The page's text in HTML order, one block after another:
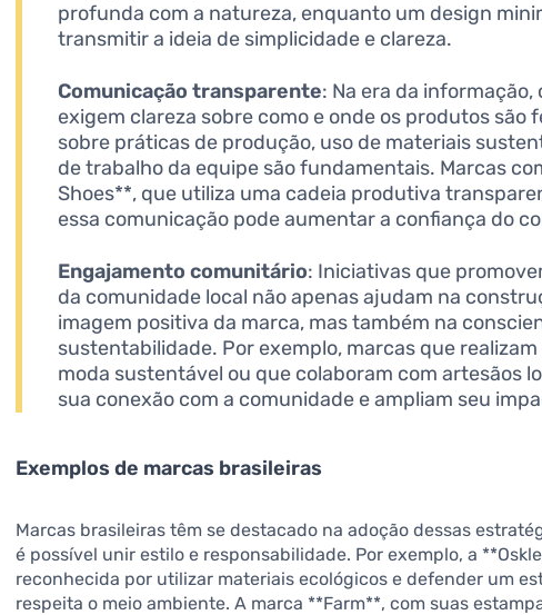
profunda com a natureza, enquanto um design
transmitir a ideia de simplicidade e clareza.
Comunicação transparente: Na era da
exigem clareza sobre como e onde os produtos são
sobre práticas de produção, uso de materiais
de trabalho da equipe são fundamentais. Marcas
Shoes**, que utiliza uma cadeia produtiva
essa comunicação pode aumentar a confiança do
Engajamento comunitário: Iniciativas que
da comunidade local não apenas ajudam na
imagem positiva da marca, mas também na
sustentabilidade. Por exemplo, marcas que
moda sustentável ou que colaboram com artesãos
sua conexão com a comunidade e ampliam seu
Exemplos de marcas brasileiras
Marcas brasileiras têm se destacado na adoção dessas
é possível unir estilo e responsabilidade. Por exemplo, a
reconhecida por utilizar materiais ecológicos e defender um
respeita o meio ambiente. A marca **Farm**, com suas